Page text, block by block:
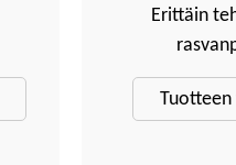
Erittäin